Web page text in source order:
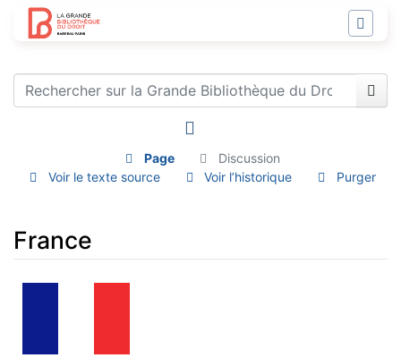
Page
Discussion
Voir le texte source
Voir l’historique Purger
France
Aller à : navigation